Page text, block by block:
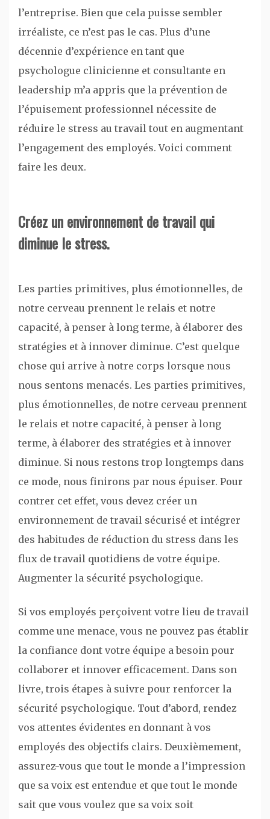
l’entreprise. Bien que cela puisse sembler
irréaliste, ce n’est pas le cas. Plus d’une
décennie d’expérience en tant que
psychologue clinicienne et consultante en
leadership m’a appris que la prévention de
l’épuisement professionnel nécessite de
réduire le stress au travail tout en augmentant
l’engagement des employés. Voici comment
faire les deux.
Créez un environnement de travail qui
diminue le stress.
Les parties primitives, plus émotionnelles, de
notre cerveau prennent le relais et notre
capacité, à penser à long terme, à élaborer des
stratégies et à innover diminue. C’est quelque
chose qui arrive à notre corps lorsque nous
nous sentons menacés. Les parties primitives,
plus émotionnelles, de notre cerveau prennent
le relais et notre capacité, à penser à long
terme, à élaborer des stratégies et à innover
diminue. Si nous restons trop longtemps dans
ce mode, nous finirons par nous épuiser. Pour
contrer cet effet, vous devez créer un
environnement de travail sécurisé et intégrer
des habitudes de réduction du stress dans les
flux de travail quotidiens de votre équipe.
Augmenter la sécurité psychologique.
Si vos employés perçoivent votre lieu de travail
comme une menace, vous ne pouvez pas établir
la confiance dont votre équipe a besoin pour
collaborer et innover efficacement. Dans son
livre, trois étapes à suivre pour renforcer la
sécurité psychologique. Tout d’abord, rendez
vos attentes évidentes en donnant à vos
employés des objectifs clairs. Deuxièmement,
assurez-vous que tout le monde a l’impression
que sa voix est entendue et que tout le monde
sait que vous voulez que sa voix soit